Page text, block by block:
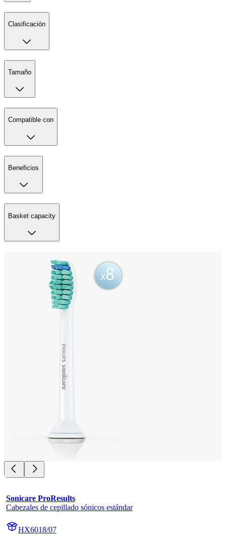
Clasificación
Tamaño
Compatible con
Beneficios
Basket capacity
Sonicare ProResults
Cabezales de cepillado sónicos estándar
HX6018/07